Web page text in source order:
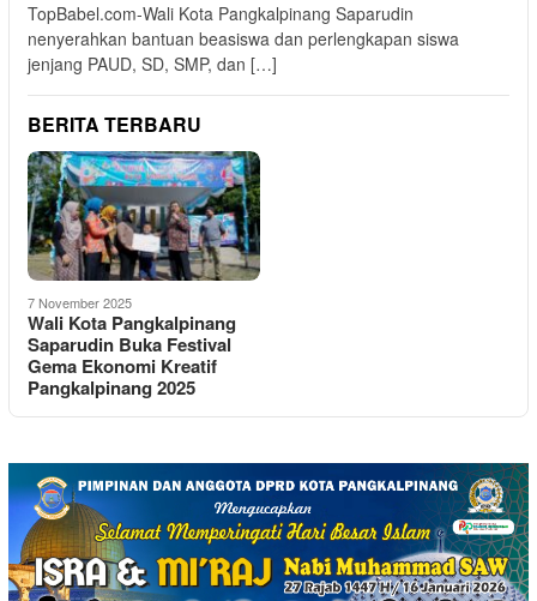
TopBabel.com-Wali Kota Pangkalpinang Saparudin
nenyerahkan bantuan beasiswa dan perlengkapan siswa
jenjang PAUD, SD, SMP, dan […]
BERITA TERBARU
7 November 2025
Wali Kota Pangkalpinang
Saparudin Buka Festival
Gema Ekonomi Kreatif
Pangkalpinang 2025